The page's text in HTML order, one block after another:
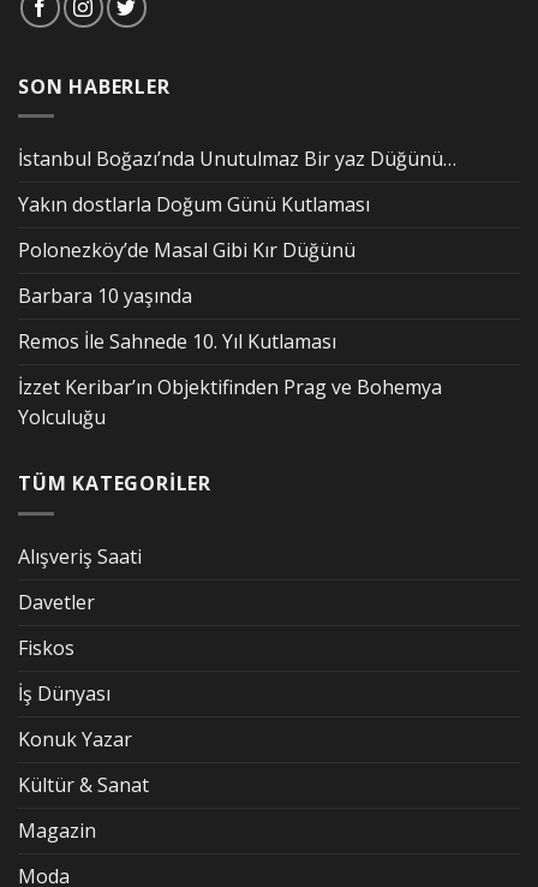
SON HABERLER
İstanbul Boğazı’nda Unutulmaz Bir yaz Düğünü…
Yakın dostlarla Doğum Günü Kutlaması
Polonezköy’de Masal Gibi Kır Düğünü
Barbara 10 yaşında
Remos İle Sahnede 10. Yıl Kutlaması
İzzet Keribar’ın Objektifinden Prag ve Bohemya
Yolculuğu
TÜM KATEGORİLER
Alışveriş Saati
Davetler
Fiskos
İş Dünyası
Konuk Yazar
Kültür & Sanat
Magazin
Moda